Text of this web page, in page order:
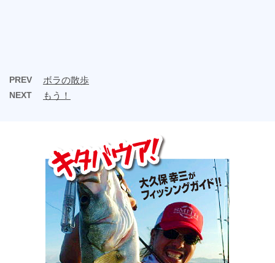
PREV ボラの散歩
NEXT もう！